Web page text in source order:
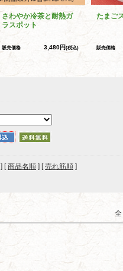
さわやか冷茶と耐熱ガ
ラスポット
販売価格 3,480円(税込)
たまご
販売価格
] [商品名順 ] [売れ筋順 ]